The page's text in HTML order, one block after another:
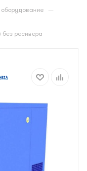
—
без ресивера